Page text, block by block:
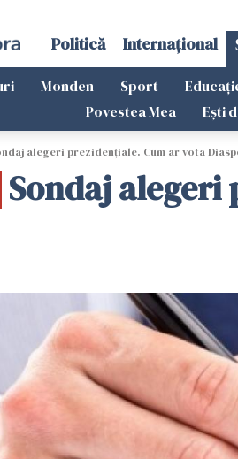
Politică Internațional
Monden Sport
Povestea Mea
Ești
alegeri prezidențiale. Cum ar vota
Sondaj alegeri